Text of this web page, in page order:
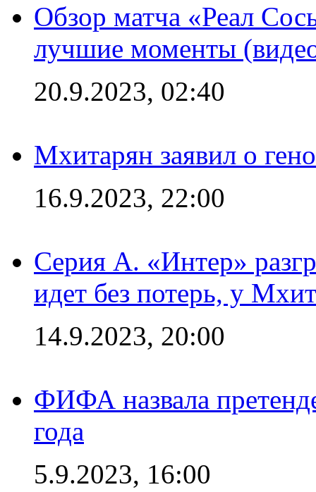
Обзор матча «Реал
лучшие моменты
20.9.2023, 02:40
Мхитарян заявил о
16.9.2023, 22:00
Серия А. «Интер»
идет без потерь, у
14.9.2023, 20:00
ФИФА назвала
года
5.9.2023, 16:00